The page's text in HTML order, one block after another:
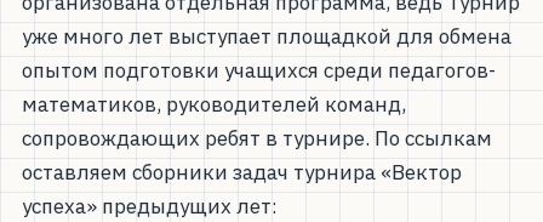
уже много лет выступает площадкой для обмена
опытом подготовки учащихся среди педагогов-
математиков, руководителей команд,
сопровождающих ребят в турнире. По ссылкам
оставляем сборники задач турнира «Вектор
успеха» предыдущих лет: